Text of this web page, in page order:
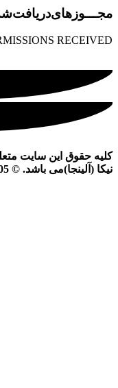
RECEIVED
کلیه حقوق این سایت
نیکا (آلینجا)می باشد. © Copyrights Allinja Shop - 1398-1405